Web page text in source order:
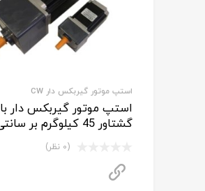
استپ موتور گیربکس دار CW
استپ موتور گیربکس دار با
گشتاور 45 کیلوگرم بر سانتی متر
(0 نظر)